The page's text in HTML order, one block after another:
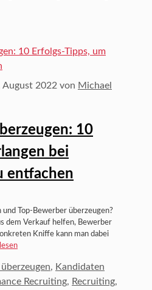
10
bei
entfachen
August 2022 von Michael
und Top-Bewerber überzeugen?
dem Verkauf helfen, Bewerber
Kniffe kann man dabei
, Kandidaten
Recruiting, Recruiting,